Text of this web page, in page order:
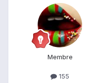
Membre
155